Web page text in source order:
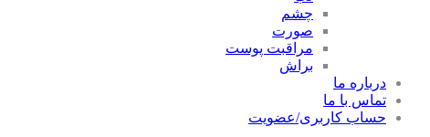
چشم
صورت
مراقبت پوست
براش
درباره ما
تماس با ما
حساب کاربری/عضویت